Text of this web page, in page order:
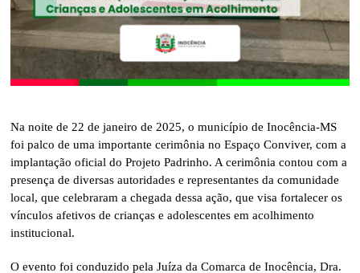
Na noite de 22 de janeiro de 2025, o município de Inocência-MS
foi palco de uma importante cerimônia no Espaço Conviver, com a
implantação oficial do Projeto Padrinho. A cerimônia contou com a
presença de diversas autoridades e representantes da comunidade
local, que celebraram a chegada dessa ação, que visa fortalecer os
vínculos afetivos de crianças e adolescentes em acolhimento
institucional.
O evento foi conduzido pela Juíza da Comarca de Inocência, Dra.